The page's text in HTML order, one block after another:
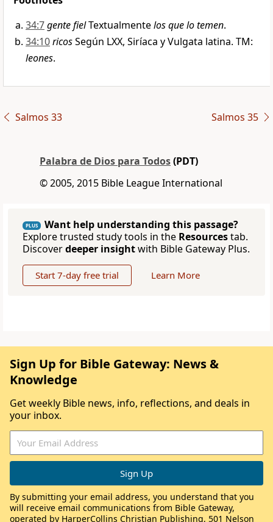
34:7gente fielTextualmentelos que lo temen.
34:10ricosSegún LXX, Siríaca y Vulgata latina. TM:
leones.
Salmos 33 Salmos 35
Palabra de Dios para Todos(PDT)
© 2005, 2015 Bible League International
PLUS
Want help understanding this passage?
Explore trusted study tools in the Resourcestab.
Discoverdeeper insightwith Bible Gateway Plus.
Start 7-day free trial Learn More
Sign Up for Bible Gateway: News &
Knowledge
Get weekly Bible news, info, reflections, and deals in
your inbox.
By submitting your email address, you understand that you
will receive email communications from Bible Gateway,
operated by HarperCollins Christian Publishing, 501 Nelson